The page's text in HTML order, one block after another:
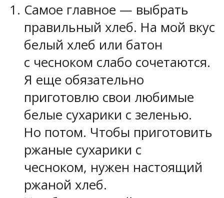
Самое главное — выбрать
правильный хлеб. На мой вкус
белый хлеб или батон
с чесноком слабо сочетаются.
Я еще обязательно
приготовлю свои любимые
белые сухарики с зеленью.
Но потом. Чтобы приготовить
ржаные сухарики с
чесноком, нужен настоящий
ржаной хлеб.